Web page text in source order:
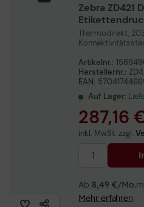
Zebra ZD421
Thermodirekt,
Artikelnr.:
Herstellernr.:
EAN:
Auf Lager:
287,16
inkl. MwSt. zzgl.
Ab 8,49 €/Mo.
Mehr erfahren